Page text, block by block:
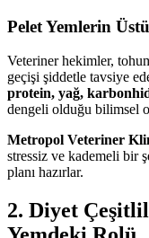
Pelet Yemlerin
Veteriner hekimler,
geçişi şiddetle tavsiye
protein, yağ,
dengeli olduğu bilimsel
Metropol Veteriner
stressiz ve kademeli bir
planı hazırlar.
2. Diyet